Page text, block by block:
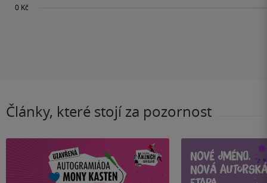
Články, které stojí za pozornost